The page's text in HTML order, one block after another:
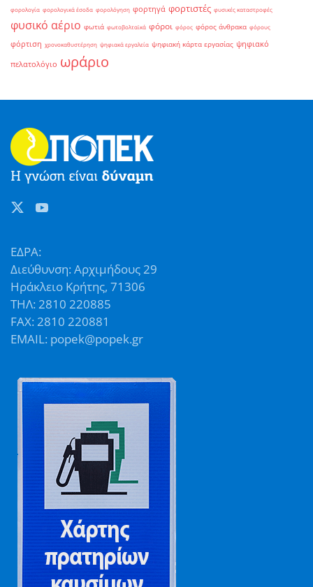
φορολογία φορολογικά έσοδα φορολόγηση φορτηγά φορτιστές φυσικές καταστροφές
φυσικό αέριο φωτιά φωτοβολταϊκά φόροι φόρος φόρος άνθρακα φόρους
φόρτιση χρονοκαθυστέρηση ψηφιακά εργαλεία ψηφιακή κάρτα εργασίας ψηφιακό
πελατολόγιο ωράριο
ΕΔΡΑ:
Διεύθυνση: Αρχιμήδους 29
Ηράκλειο Κρήτης, 71306
ΤΗΛ: 2810 220885
FAX: 2810 220881
EMAIL: popek@popek.gr